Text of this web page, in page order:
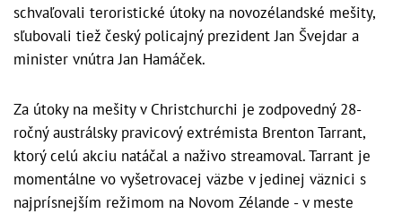
schvaľovali teroristické útoky na novozélandské mešity,
sľubovali tiež český policajný prezident Jan Švejdar a
minister vnútra Jan Hamáček.
Za útoky na mešity v Christchurchi je zodpovedný 28-
ročný austrálsky pravicový extrémista Brenton Tarrant,
ktorý celú akciu natáčal a naživo streamoval. Tarrant je
momentálne vo vyšetrovacej väzbe v jedinej väznici s
najprísnejším režimom na Novom Zélande - v meste